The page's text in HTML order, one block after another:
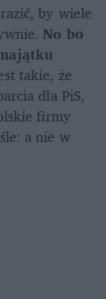
by wiele
No bo
takie, że
dla PiS,
firmy
a nie w